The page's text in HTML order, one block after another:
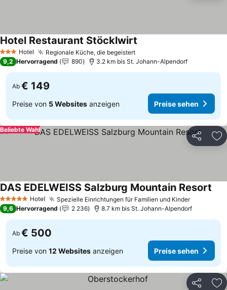
3 SterneHotel Regionale Küche, die begeistert
Hotel Restaurant Stöcklwirt
9,2 Hervorragend 890 3.2 km bis St. Johann-Alpendorf
Ab € 149
Preise von 5 Websites anzeigen Preise sehen
Teilen
Beliebte Wahl
5 Sterne Hotel Spezielle Einrichtungen für Familien und Kinder
DAS EDELWEISS Salzburg Mountain Resort
9,6 Hervorragend 2 236 8.7 km bis St. Johann-Alpendorf
Ab € 500
Preise von 12 Websites anzeigen Preise sehen
Teilen